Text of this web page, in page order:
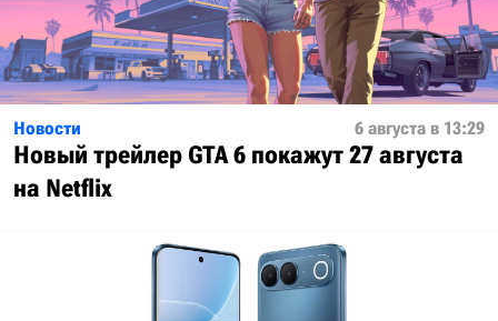
Новости 6 августа в 13:29
Новый трейлер GTA 6 покажут 27 августа
на Netflix